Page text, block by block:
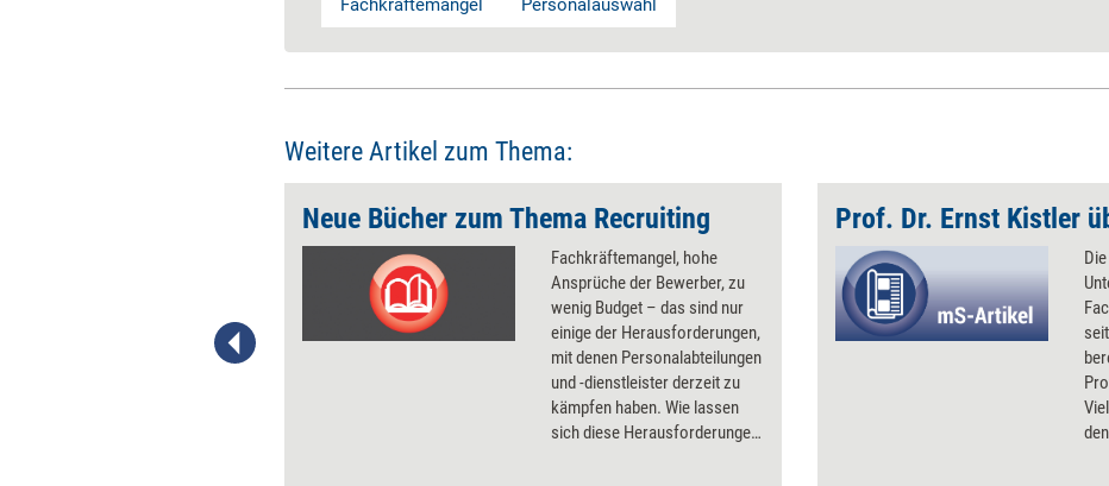
Fachkräftemangel Personalauswahl
Weitere Artikel zum Thema:
Neue Bücher zum Thema Recruiting
Fachkräftemangel, hohe
Ansprüche der Bewerber, zu
wenig Budget – das sind nur
einige der Herausforderungen,
mit denen Personalabteilungen
und -dienstleister derzeit zu
kämpfen haben. Wie lassen
sich diese Herausforderungen